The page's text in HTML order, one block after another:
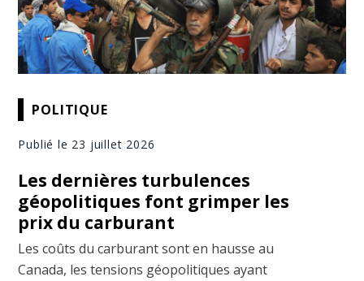
POLITIQUE
Publié le 23 juillet 2026
Les dernières turbulences
géopolitiques font grimper les
prix du carburant
Les coûts du carburant sont en hausse au
Canada, les tensions géopolitiques ayant